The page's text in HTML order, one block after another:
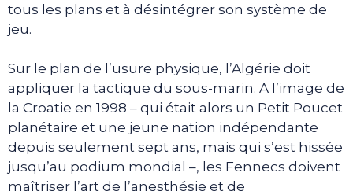
tous les plans et à désintégrer son système de
jeu.
Sur le plan de l’usure physique, l’Algérie doit
appliquer la tactique du sous-marin. A l’image de
la Croatie en 1998 – qui était alors un Petit Poucet
planétaire et une jeune nation indépendante
depuis seulement sept ans, mais qui s’est hissée
jusqu’au podium mondial –, les Fennecs doivent
maîtriser l’art de l’anesthésie et de